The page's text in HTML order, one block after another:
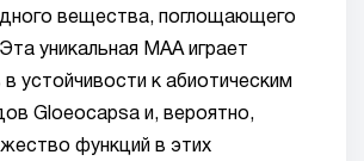
вещества, поглощающего
уникальная MAA играет
устойчивости к абиотическим
Gloeocapsa и, вероятно,
функций в этих